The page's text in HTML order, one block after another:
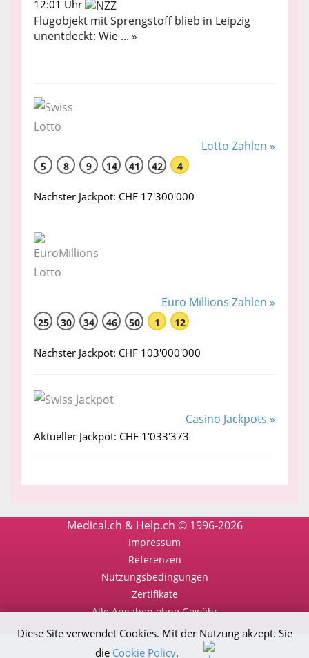
12:01 Uhr
Flugobjekt mit Sprengstoff blieb in Leipzig
unentdeckt: Wie ... »
Lotto Zahlen »
5 8 9 14 41 42 4
Nächster Jackpot: CHF 17'300'000
Euro Millions Zahlen »
25 30 34 46 50 1 12
Nächster Jackpot: CHF 103'000'000
Casino Jackpots »
Aktueller Jackpot: CHF 1'033'373
Medical.ch & Help.ch © 1996-2026
Impressum
Referenzen
Nutzungsbedingungen
Zertifikate
Alle Angaben ohne Gewähr
Diese Site verwendet Cookies. Mit der Nutzung akzept. Sie
die Cookie Policy.